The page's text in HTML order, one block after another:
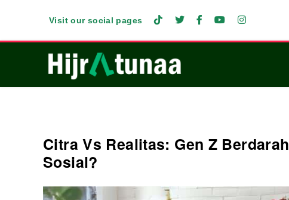
Visit our social pages
Citra Vs Realitas: Gen Z
Sosial?